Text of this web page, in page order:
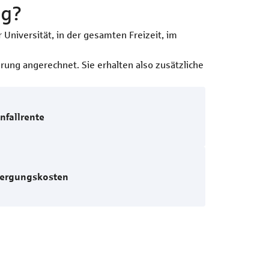
in der gesamten Freizeit, im
angerechnet. Sie erhalten also zusätzliche